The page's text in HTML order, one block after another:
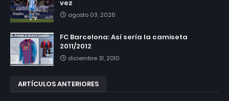
vez
agosto 03, 2026
FC Barcelona: Así sería la camiseta
2011/2012
diciembre 31, 2010
ARTÍCULOS ANTERIORES